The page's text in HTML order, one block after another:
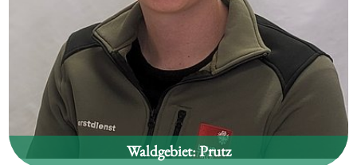
Waldgebiet:Prutz